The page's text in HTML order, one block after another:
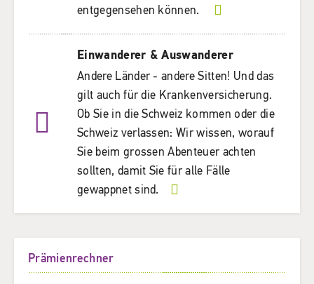
entgegensehen können.
Einwanderer & Auswanderer
Andere Länder - andere Sitten! Und das
gilt auch für die Krankenversicherung.
Ob Sie in die Schweiz kommen oder die
Schweiz verlassen: Wir wissen, worauf
Sie beim grossen Abenteuer achten
sollten, damit Sie für alle Fälle
gewappnet sind.
Prämienrechner